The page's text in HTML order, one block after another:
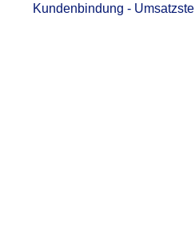
Kundenbindung -